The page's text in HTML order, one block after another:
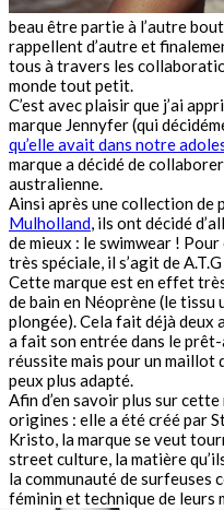
beau être partie à l’autre
rappellent d’autre et
tous à travers les
monde tout petit.
C’est avec plaisir que j’ai
marque Jennyfer (qui
qu’elle avait dans notre
marque a décidé de
australienne.
Ainsi après une collection
Mulholland, ils ont décidé
de mieux : le swimwear !
très spéciale, il s’agit de A.T.G
Cette marque est en effet
de bain en Néoprène (le
plongée). Cela fait déjà deux
a fait son entrée dans le
réussite mais pour un maillot
peux plus adapté.
Afin d’en savoir plus sur
origines : elle a été créé par
Kristo, la marque se veut
street culture, la matière
la communauté de surfeuses
féminin et technique de leurs